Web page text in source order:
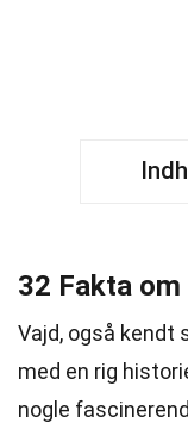
32 Fakta om
Vajd, også kendt
med en rig
nogle